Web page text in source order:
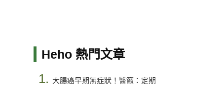
Heho 熱門文章
1. 大腸癌早期無症狀！醫籲：定期